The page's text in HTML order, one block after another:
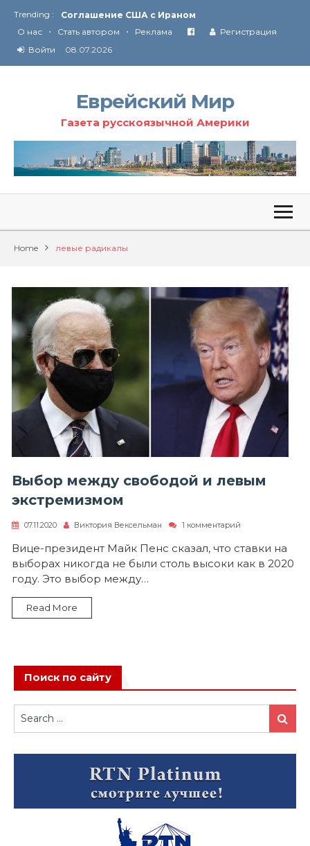
Trending :
Соглашение США с Ираном
Технология Революции в Иране
О нас • Стать автором • Реклама
Регистрация
Войти
08.07.2026
Еврейский Мир
Газета русскоязычной Америки
Home левые радикалы
Выбор между свободой и левым
экстремизмом
07.11.2020 Виктория Вексельман 1 комментарий
Выбор
свободой
Вице-президент Майк Пенс сказал, что ставки на
выборах никогда не были столь высоки как в 2020
году. Это выбор между…
Read More
Поиск по сайту
for:
Search